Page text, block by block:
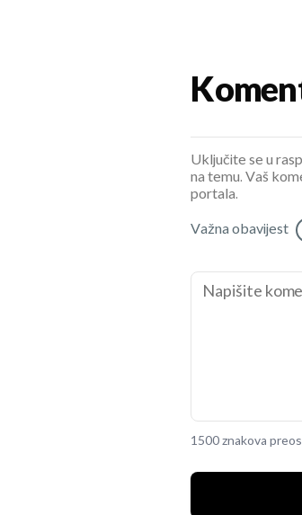
Uključite se u
na temu. Vaš
portala.
Važna obavijest
1500 znakova